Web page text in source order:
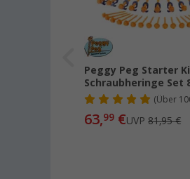
Peggy Peg Starter
Schraubheringe Set
(Über
63,99 €UVP81,95 €